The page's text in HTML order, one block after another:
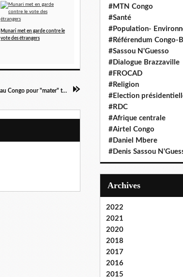
Munari met en garde contre le
vote des étrangers
Les forces de sécurité mobilisées au Congo pour "mater" tout perturbateur de la paix pendant le vote
#MTN Congo
#Santé
#Population-
#Référendum Congo-
#Sassou N'Guesso
#Dialogue Brazzaville
#FROCAD
#Religion
#Election
#RDC
#Afrique centrale
#Airtel Congo
#Daniel Mbere
#Denis Sassou
Archives
2022
2021
2020
2018
2017
2016
2015